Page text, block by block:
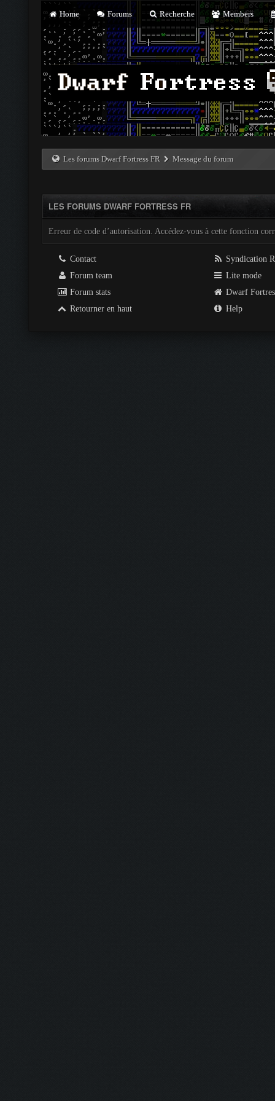
Home Forums Recherche Members
Les forums Dwarf Fortress FR Message du forum
LES FORUMS DWARF FORTRESS FR
Erreur de code d’autorisation. Accédez-vous à cette fonction
Contact
Forum team
Forum stats
Retourner en haut
Syndication
Lite mode
Dwarf
Help